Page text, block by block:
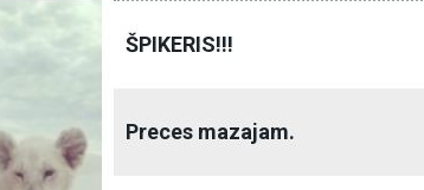
ŠPIKERIS!!!
Preces mazajam.